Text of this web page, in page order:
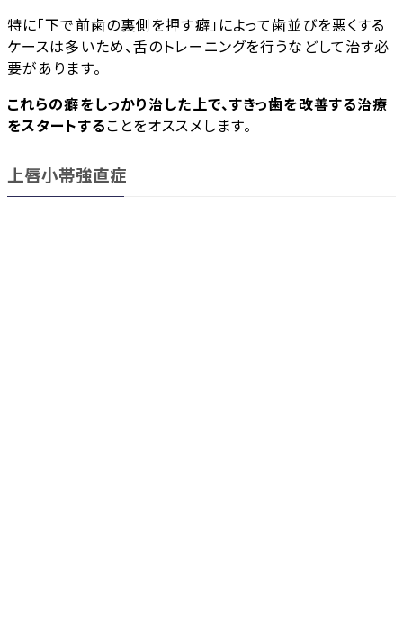
特に「下で前歯の裏側を押す癖」によって歯並びを悪くする
ケースは多いため、舌のトレーニングを行うなどして治す必
要があります。
これらの癖をしっかり治した上で、すきっ歯を改善する治療
をスタートすることをオススメします。
上唇小帯強直症